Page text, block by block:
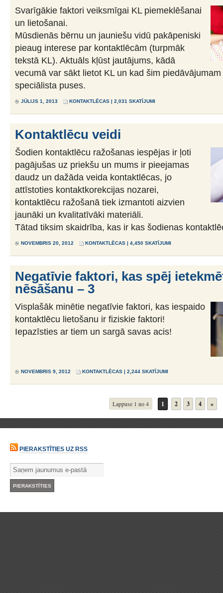
Svarīgākie faktori veiksmīgai KL piemeklēšanai
un lietošanai.
Mūsdienās bērnu un jauniešu vidū pakāpeniski
pieaug interese par kontaktlēcām (turpmāk
tekstā KL). Aktuāls kļūst jautājums, kādā
vecumā var sākt lietot KL un kad šim
speciālista puses.
JŪLIJS 1, 2013 KONTAKTLĒCAS | 2,031 SKATĪJUMI
Kontaktlēcu veidi
Šodien kontaktlēcu ražošanas iespējas ir ļoti
pagājušas uz priekšu un mums ir pieejamas
daudz un dažāda veida kontaktlēcas, jo
attīstoties kontaktkorekcijas nozarei,
kontaktlēcu ražošanā tiek izmantoti aizvien
jaunāki un kvalitatīvāki materiāli.
Tātad tiksim skaidrība, kas ir kas šodienas
NOVEMBRIS 20, 2012 KONTAKTLĒCAS | 4,450 SKATĪJUMI
Negatīvie faktori, kas spēj
nēsāšanu – 3
Visplašāk minētie negatīvie faktori, kas iespaido
kontaktlēcu lietošanu ir fiziskie faktori!
Iepazīsties ar tiem un sargā savas acis!
NOVEMBRIS 9, 2012 KONTAKTLĒCAS | 2,244 SKATĪJUMI
Lappuse 1 no 4 1 2 3 4 »
PIERAKSTĪTIES UZ RSS